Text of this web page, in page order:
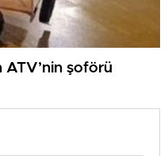
ATV’nin şoförü